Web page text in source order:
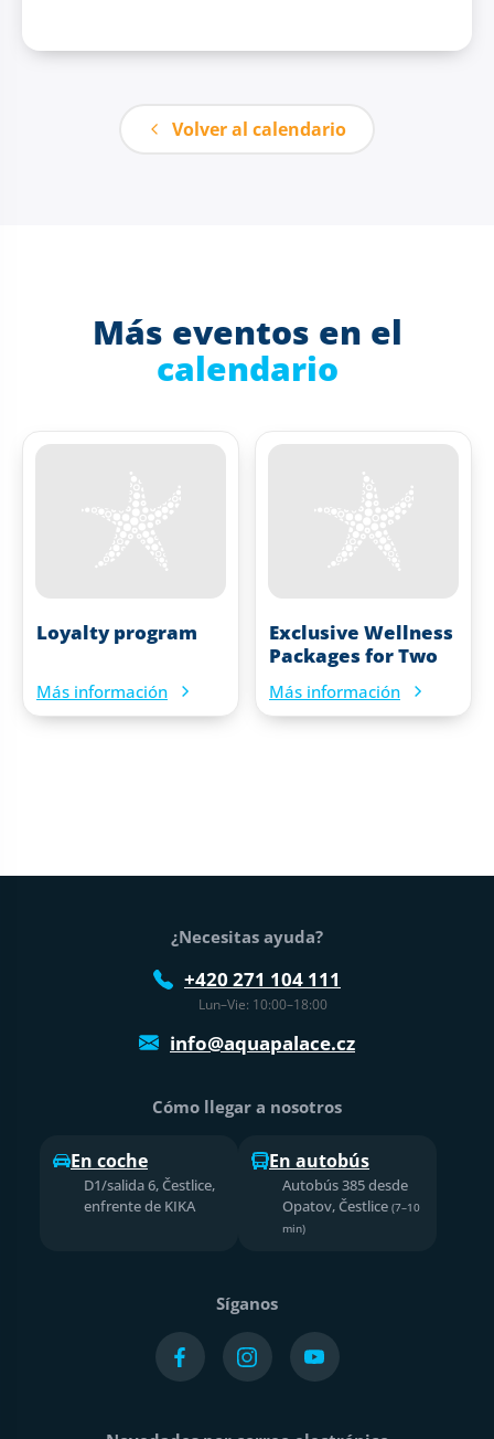
Volver al calendario
Más eventos en el
calendario
Loyalty program
Más información
Exclusive Wellness
Packages for Two
Más información
Pie de página
¿Necesitas ayuda?
+420 271 104 111
Lun–Vie: 10:00–18:00
info@aquapalace.cz
Cómo llegar a nosotros
En coche
D1/salida 6, Čestlice,
enfrente de KIKA
En autobús
Autobús 385 desde
Opatov, Čestlice (7–10
min)
Síganos